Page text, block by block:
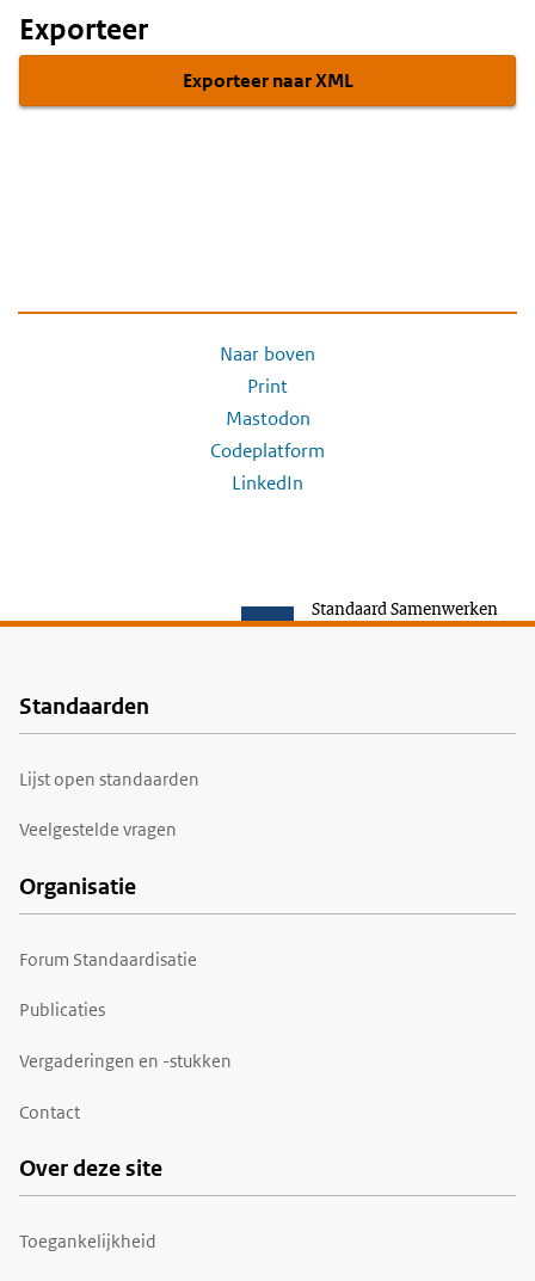
Exporteer
Exporteer naar XML
Naar boven
Print
Mastodon
Codeplatform
LinkedIn
Standaard Samenwerken
Voet
Standaarden
Lijst open standaarden
Veelgestelde vragen
Organisatie
Forum Standaardisatie
Publicaties
Vergaderingen en -stukken
Contact
Over deze site
Toegankelijkheid